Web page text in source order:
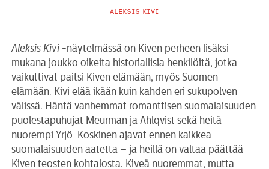
Aleksis Kivi
Aleksis Kivi -näytelmässä on Kiven perheen lisäksi
mukana joukko oikeita historiallisia henkilöitä, jotka
vaikuttivat paitsi Kiven elämään, myös Suomen
elämään. Kivi elää ikään kuin kahden eri sukupolven
välissä. Häntä vanhemmat romanttisen suomalaisuuden
puolestapuhujat Meurman ja Ahlqvist sekä heitä
nuorempi Yrjö-Koskinen ajavat ennen kaikkea
suomalaisuuden aatetta – ja heillä on valtaa päättää
Kiven teosten kohtalosta. Kiveä nuoremmat, mutta